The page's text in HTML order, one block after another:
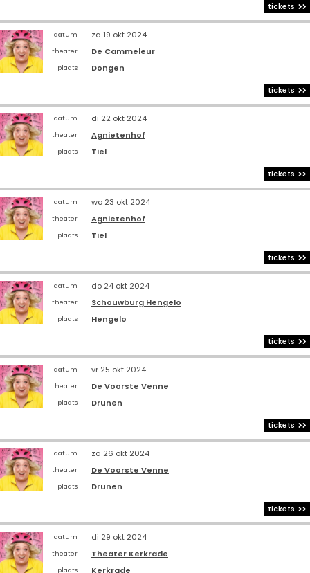
tickets
datum za 19 okt 2024
theater De Cammeleur
plaats
Dongen
tickets
datum di 22 okt 2024
theater Agnietenhof
plaats
Tiel
tickets
datum wo 23 okt 2024
theater Agnietenhof
plaats
Tiel
tickets
datum do 24 okt 2024
theater Schouwburg Hengelo
plaats
Hengelo
tickets
datum vr 25 okt 2024
theater De Voorste Venne
plaats
Drunen
tickets
datum za 26 okt 2024
theater De Voorste Venne
plaats
Drunen
tickets
datum di 29 okt 2024
theater Theater Kerkrade
plaats
Kerkrade